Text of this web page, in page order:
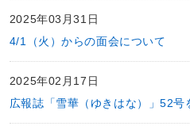
2025年03月31日
4/1（火）からの面会について
2025年02月17日
広報誌「雪華（ゆきはな）」52号